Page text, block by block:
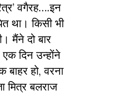
वगैरह….इन
था। किसी भी
मैंने दो बार
दिन उन्होंने
हो, वरना
मित्र बलराज